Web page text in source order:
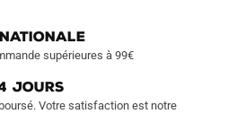
la
supérieures à 99€
JOURS
Votre satisfaction est notre